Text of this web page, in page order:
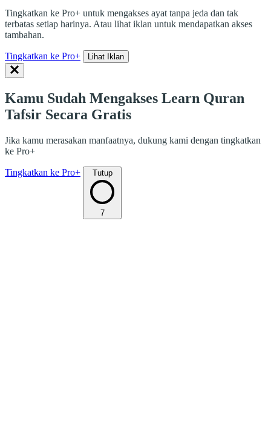
Tingkatkan ke Pro+ untuk mengakses ayat tanpa jeda dan tak
terbatas setiap harinya. Atau lihat iklan untuk mendapatkan akses
tambahan.
Tingkatkan ke Pro+ Lihat Iklan
Kamu Sudah Mengakses Learn Quran
Tafsir Secara Gratis
Jika kamu merasakan manfaatnya, dukung kami dengan tingkatkan
ke Pro+
Tingkatkan ke Pro+ Tutup
7